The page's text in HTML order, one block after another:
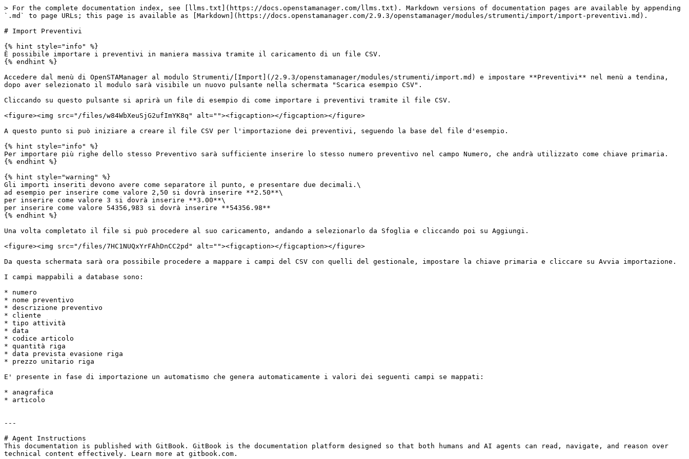
> For the complete documentation index, see [llms.txt](https://docs.openstamanager.com/llms.txt). Markdown versions of documentation pages are available by appending
`.md` to page URLs; this page is available as [Markdown](https://docs.openstamanager.com/2.9.3/openstamanager/modules/strumenti/import/import-preventivi.md).
# Import Preventivi
{% hint style="info" %}
È possibile importare i preventivi in maniera massiva tramite il caricamento di un file CSV.
{% endhint %}
Accedere dal menù di OpenSTAManager al modulo Strumenti/[Import](/2.9.3/openstamanager/modules/strumenti/import.md) e impostare **Preventivi** nel menù a tendina,
dopo aver selezionato il modulo sarà visibile un nuovo pulsante nella schermata "Scarica esempio CSV".
Cliccando su questo pulsante si aprirà un file di esempio di come importare i preventivi tramite il file CSV.
<figure><img src="/files/w84WbXeuSjG2ufImYK8q" alt=""><figcaption></figcaption></figure>
A questo punto si può iniziare a creare il file CSV per l'importazione dei preventivi, seguendo la base del file d'esempio.
{% hint style="info" %}
Per importare più righe dello stesso Preventivo sarà sufficiente inserire lo stesso numero preventivo nel campo Numero, che andrà utilizzato come chiave primaria.
{% endhint %}
{% hint style="warning" %}
Gli importi inseriti devono avere come separatore il punto, e presentare due decimali.\
ad esempio per inserire come valore 2,50 si dovrà inserire **2.50**\
per inserire come valore 3 si dovrà inserire **3.00**\
per inserire come valore 54356,983 si dovrà inserire **54356.98**
{% endhint %}
Una volta completato il file si può procedere al suo caricamento, andando a selezionarlo da Sfoglia e cliccando poi su Aggiungi.
<figure><img src="/files/7HC1NUQxYrFAhDnCC2pd" alt=""><figcaption></figcaption></figure>
Da questa schermata sarà ora possibile procedere a mappare i campi del CSV con quelli del gestionale, impostare la chiave primaria e cliccare su Avvia importazione.
I campi mappabili a database sono:
* numero
* nome preventivo
* descrizione preventivo
* cliente
* tipo attività
* data
* codice articolo
* quantità riga
* data prevista evasione riga
* prezzo unitario riga
E' presente in fase di importazione un automatismo che genera automaticamente i valori dei seguenti campi se mappati:
* anagrafica
* articolo
---
# Agent Instructions
This documentation is published with GitBook. GitBook is the documentation platform designed so that both humans and AI agents can read, navigate, and reason over
technical content effectively. Learn more at gitbook.com.